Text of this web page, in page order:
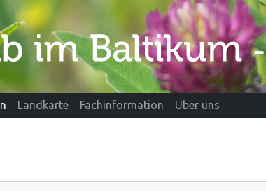
Landkarte Fachinformation Über uns